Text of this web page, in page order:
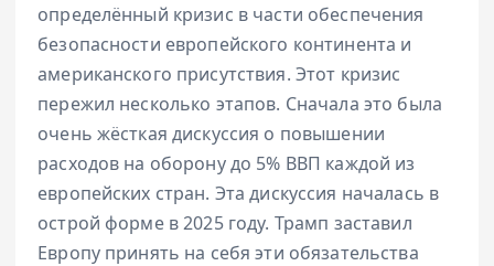
определённый кризис в части обеспечения
безопасности европейского континента и
американского присутствия. Этот кризис
пережил несколько этапов. Сначала это была
очень жёсткая дискуссия о повышении
расходов на оборону до 5% ВВП каждой из
европейских стран. Эта дискуссия началась в
острой форме в 2025 году. Трамп заставил
Европу принять на себя эти обязательства